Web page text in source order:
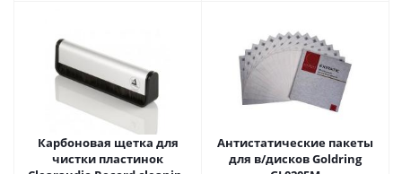
Карбоновая щетка для
чистки пластинок
Антистатические пакеты
для в/дисков Goldring